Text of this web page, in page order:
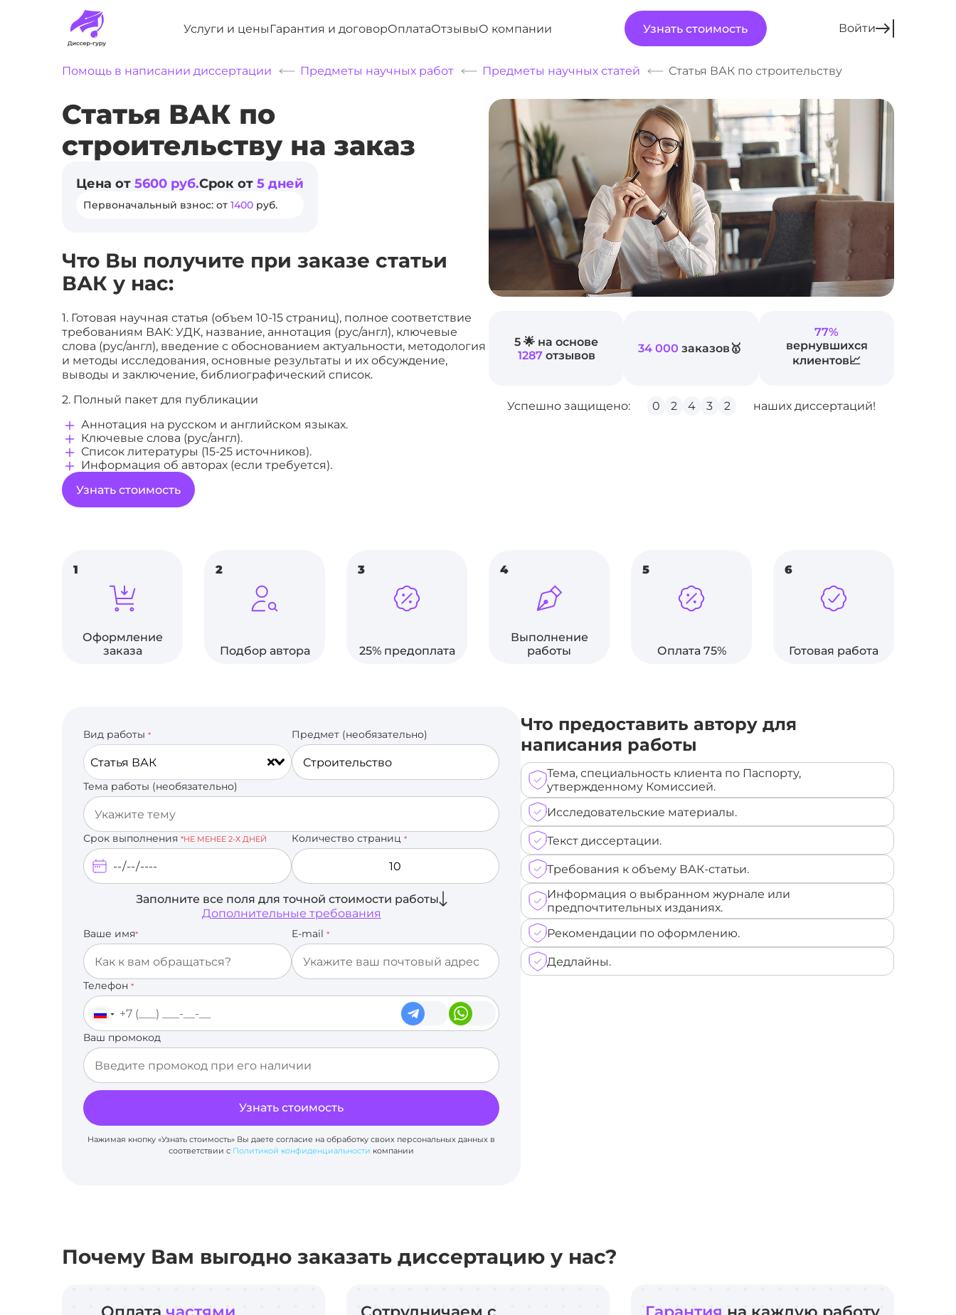
Услуги и цены Гарантия и договорОплатаОтзывыО компании Узнать стоимость Войти
Помощь в написании диссертации Предметы научных работ Предметы научных статей Статья ВАК по строительству
Статья ВАК по
строительству на заказ
Цена от 5600 руб.Срок от 5 дней
Первоначальный взнос: от 1400 руб.
Что Вы получите при заказе статьи
ВАК у нас:
1. Готовая научная статья (объем 10-15 страниц), полное соответствие
требованиям ВАК: УДК, название, аннотация (рус/англ), ключевые
слова (рус/англ), введение с обоснованием актуальности, методология
и методы исследования, основные результаты и их обсуждение,
выводы и заключение, библиографический список.
2. Полный пакет для публикации
Аннотация на русском и английском языках.
Ключевые слова (рус/англ).
Список литературы (15-25 источников).
Информация об авторах (если требуется).
Узнать стоимость
5 🌟 на основе
1287отзывов 34 000 заказов🥇
77%
вернувшихся
клиентов📈
Успешно защищено: 2
3
4
2
0 наших диссертаций!
1
Оформление
заказа
2
Подбор автора
3
25% предоплата
4
Выполнение
работы
5
Оплата 75%
6
Готовая работа
Что предоставить автору для
написания работы
Тема, специальность клиента по Паспорту,
утвержденному Комиссией.
Исследовательские материалы.
Текст диссертации.
Требования к объему ВАК-статьи.
Информация о выбранном журнале или
предпочтительных изданиях.
Рекомендации по оформлению.
Дедлайны.
Вид работы *
Статья ВАК
Предмет (необязательно)
Тема работы (необязательно)
Срок выполнения *НЕ МЕНЕЕ 2-Х ДНЕЙ Количество страниц *
Заполните все поля для точной стоимости работы
Дополнительные требования
Ваше имя* E-mail *
Телефон *
Ваш промокод
Узнать стоимость
Нажимая кнопку «Узнать стоимость» Вы даете согласие на обработку своих персональных данных в
соответствии с Политикой конфиденциальности компании
Почему Вам выгодно заказать диссертацию у нас?